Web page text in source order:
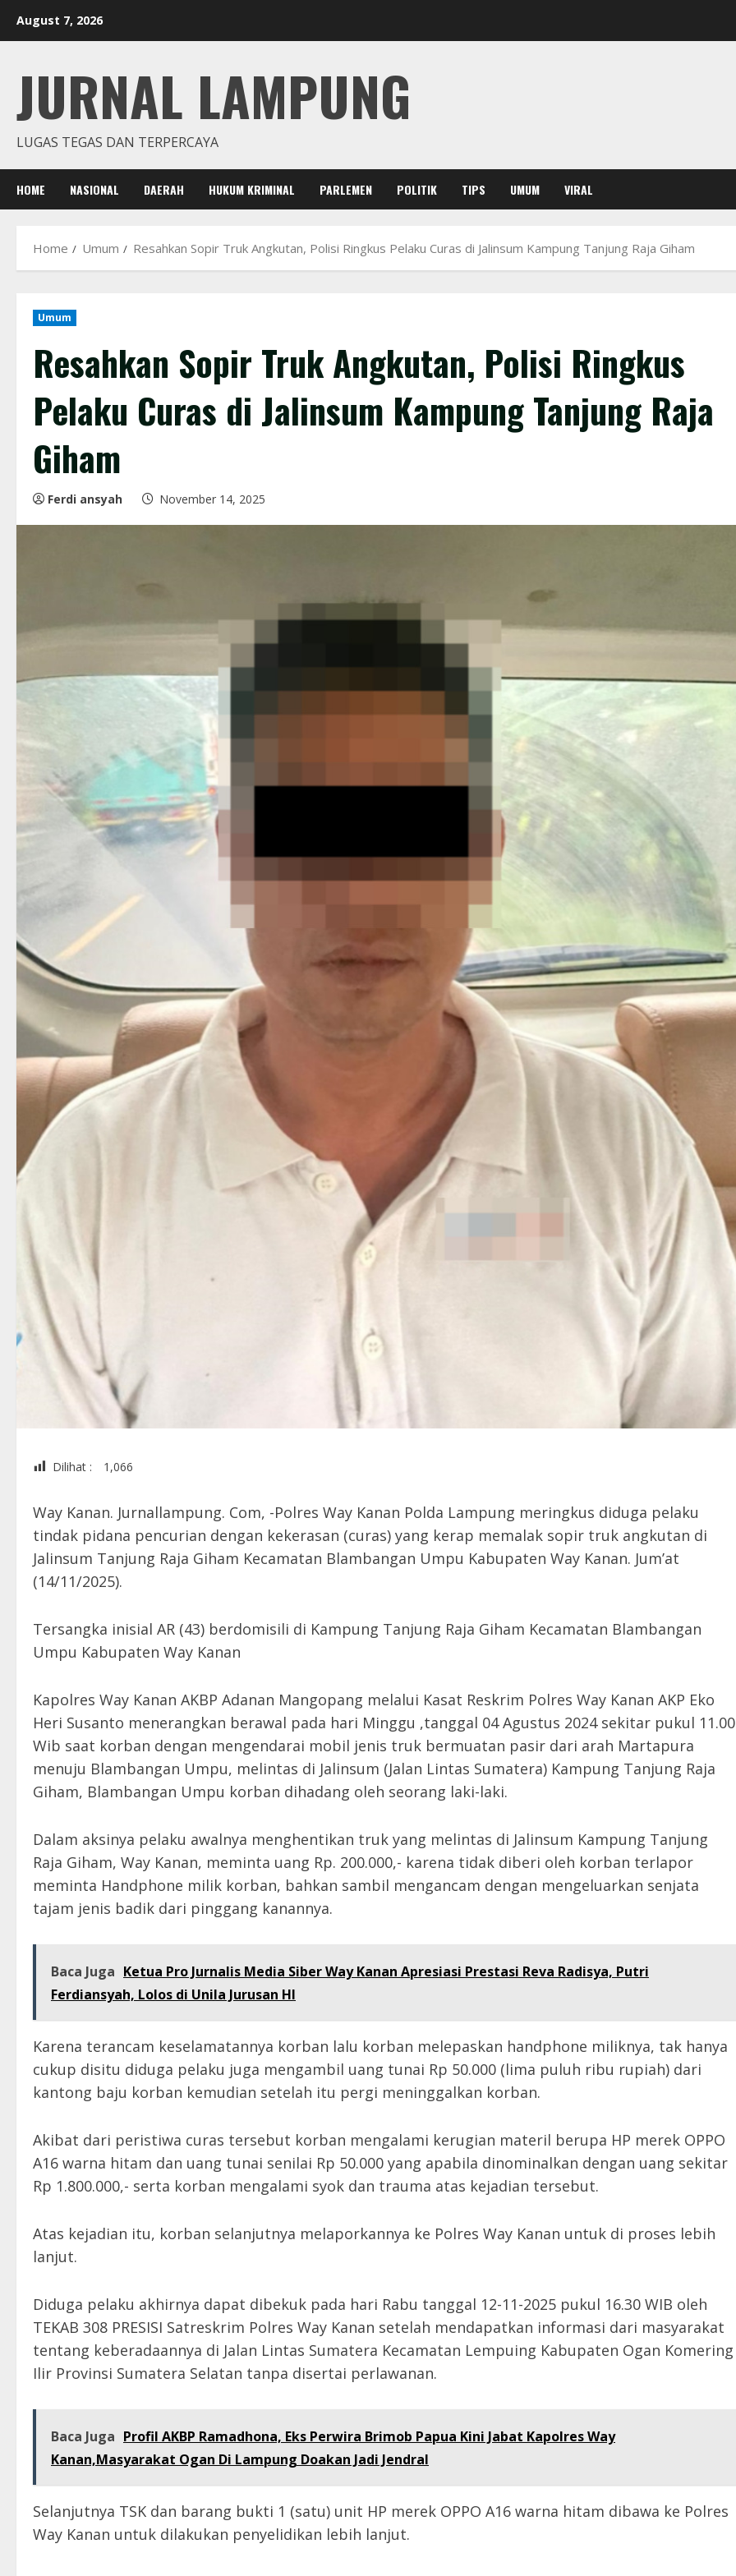
August 7, 2026
JURNAL LAMPUNG
LUGAS TEGAS DAN TERPERCAYA
HOME NASIONAL DAERAH HUKUM KRIMINAL PARLEMEN POLITIK TIPS UMUM VIRAL
Home Umum Resahkan Sopir Truk Angkutan, Polisi Ringkus Pelaku Curas di Jalinsum Kampung Tanjung Raja Giham
Umum
Resahkan Sopir Truk Angkutan, Polisi Ringkus
Pelaku Curas di Jalinsum Kampung Tanjung Raja
Giham
Ferdi ansyah November 14, 2025
Dilihat : 1,066
Way Kanan. Jurnallampung. Com, -Polres Way Kanan Polda Lampung meringkus diduga pelaku
tindak pidana pencurian dengan kekerasan (curas) yang kerap memalak sopir truk angkutan di
Jalinsum Tanjung Raja Giham Kecamatan Blambangan Umpu Kabupaten Way Kanan. Jum’at
(14/11/2025).
Tersangka inisial AR (43) berdomisili di Kampung Tanjung Raja Giham Kecamatan Blambangan
Umpu Kabupaten Way Kanan
Kapolres Way Kanan AKBP Adanan Mangopang melalui Kasat Reskrim Polres Way Kanan AKP Eko
Heri Susanto menerangkan berawal pada hari Minggu ,tanggal 04 Agustus 2024 sekitar pukul 11.00
Wib saat korban dengan mengendarai mobil jenis truk bermuatan pasir dari arah Martapura
menuju Blambangan Umpu, melintas di Jalinsum (Jalan Lintas Sumatera) Kampung Tanjung Raja
Giham, Blambangan Umpu korban dihadang oleh seorang laki-laki.
Dalam aksinya pelaku awalnya menghentikan truk yang melintas di Jalinsum Kampung Tanjung
Raja Giham, Way Kanan, meminta uang Rp. 200.000,- karena tidak diberi oleh korban terlapor
meminta Handphone milik korban, bahkan sambil mengancam dengan mengeluarkan senjata
tajam jenis badik dari pinggang kanannya.
Baca Juga Ketua Pro Jurnalis Media Siber Way Kanan Apresiasi Prestasi Reva Radisya, Putri
Ferdiansyah, Lolos di Unila Jurusan HI
Karena terancam keselamatannya korban lalu korban melepaskan handphone miliknya, tak hanya
cukup disitu diduga pelaku juga mengambil uang tunai Rp 50.000 (lima puluh ribu rupiah) dari
kantong baju korban kemudian setelah itu pergi meninggalkan korban.
Akibat dari peristiwa curas tersebut korban mengalami kerugian materil berupa HP merek OPPO
A16 warna hitam dan uang tunai senilai Rp 50.000 yang apabila dinominalkan dengan uang sekitar
Rp 1.800.000,- serta korban mengalami syok dan trauma atas kejadian tersebut.
Atas kejadian itu, korban selanjutnya melaporkannya ke Polres Way Kanan untuk di proses lebih
lanjut.
Diduga pelaku akhirnya dapat dibekuk pada hari Rabu tanggal 12-11-2025 pukul 16.30 WIB oleh
TEKAB 308 PRESISI Satreskrim Polres Way Kanan setelah mendapatkan informasi dari masyarakat
tentang keberadaannya di Jalan Lintas Sumatera Kecamatan Lempuing Kabupaten Ogan Komering
Ilir Provinsi Sumatera Selatan tanpa disertai perlawanan.
Baca Juga Profil AKBP Ramadhona, Eks Perwira Brimob Papua Kini Jabat Kapolres Way
Kanan,Masyarakat Ogan Di Lampung Doakan Jadi Jendral
Selanjutnya TSK dan barang bukti 1 (satu) unit HP merek OPPO A16 warna hitam dibawa ke Polres
Way Kanan untuk dilakukan penyelidikan lebih lanjut.